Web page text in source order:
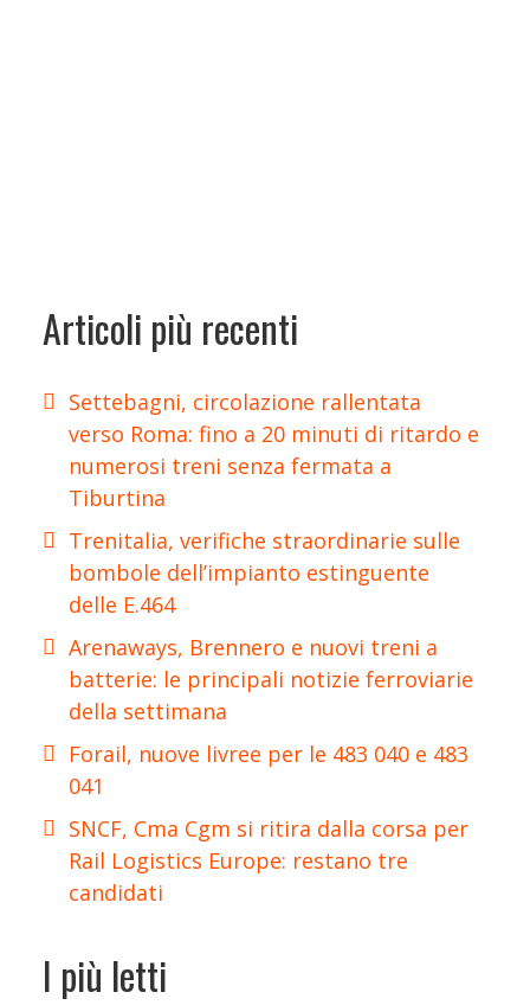
Articoli più recenti
Settebagni, circolazione rallentata
verso Roma: fino a 20 minuti di ritardo e
numerosi treni senza fermata a
Tiburtina
Trenitalia, verifiche straordinarie sulle
bombole dell’impianto estinguente
delle E.464
Arenaways, Brennero e nuovi treni a
batterie: le principali notizie ferroviarie
della settimana
Forail, nuove livree per le 483 040 e 483
041
SNCF, Cma Cgm si ritira dalla corsa per
Rail Logistics Europe: restano tre
candidati
I più letti